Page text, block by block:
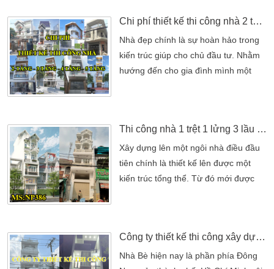
cho gia đình mình một mẫu nhà
riêng. Không những thế ý tưởng xây
dựng nhà cũng được anh gom góp.
Tạo nên một ngôi nhà riêng […]
Chi phí thiết kế thi công nhà 2 tầng, 3 tầng, 4 tầng, 5 tầng hiện đại
Nhà đẹp chính là sự hoàn hảo trong
kiến trúc giúp cho chủ đầu tư. Nhằm
hướng đến cho gia đình mình một
lên ngôi nhà đẹp chính phải có một
khuôn viên diện tích đất phù hợp.
Vuông vắn để đưa đến một ngôi nhà
hoàn thiện hơn. Không những thế […]
Thi công nhà 1 trệt 1 lửng 3 lầu hiện đại tại Tân Phú
Xây dựng lên một ngôi nhà điều đầu
tiên chính là thiết kế lên được một
kiến trúc tổng thể. Từ đó mới được
không gian thoải mái nhất. Do đó
mà các công ty thiết kế nhà luôn tư
Công ty thiết kế thi công xây dựng nhà trọn gói tại Nhà Bè
Nhà Bè hiện nay là phần phía Đông